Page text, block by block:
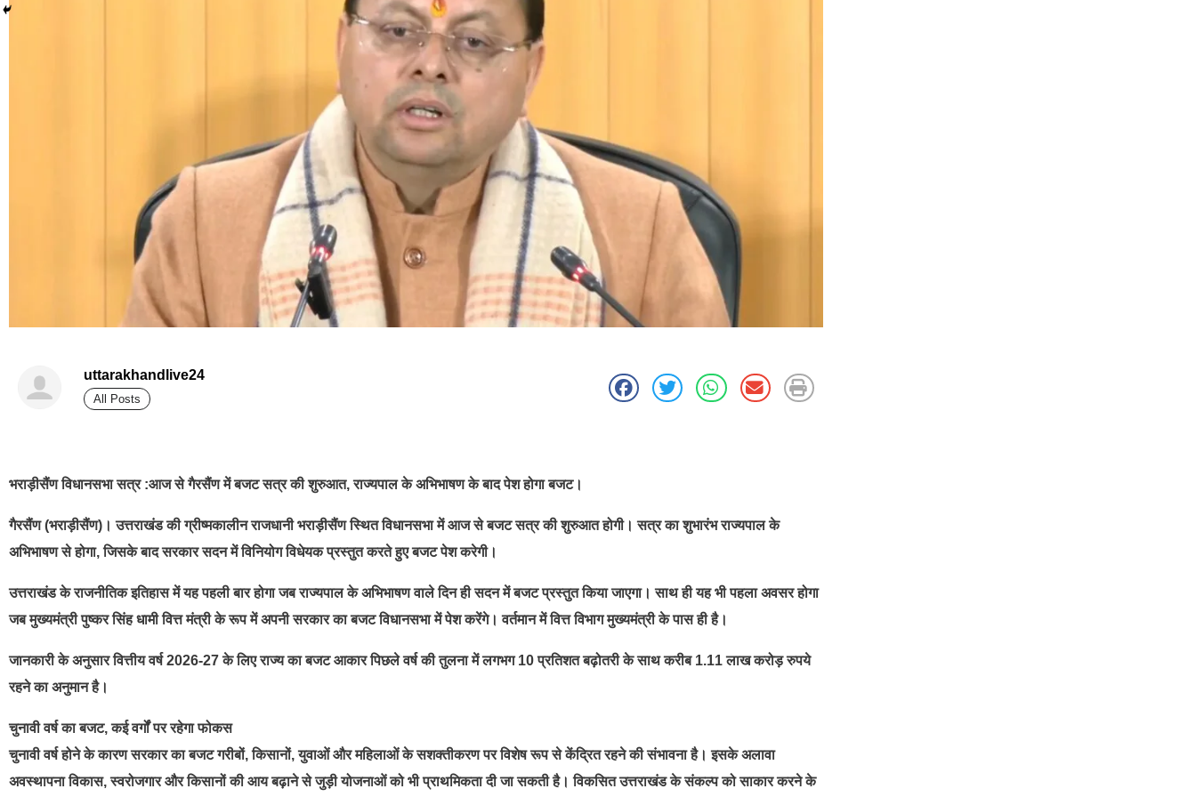
uttarakhandlive24
All Posts
भराड़ीसैंण विधानसभा सत्र :आज से गैरसैंण में बजट सत्र की शुरुआत, राज्यपाल के अभिभाषण के बाद पेश होगा बजट।
गैरसैंण (भराड़ीसैंण)। उत्तराखंड की ग्रीष्मकालीन राजधानी भराड़ीसैंण स्थित विधानसभा में आज से बजट सत्र की शुरुआत होगी। सत्र का शुभारंभ राज्यपाल के
अभिभाषण से होगा, जिसके बाद सरकार सदन में विनियोग विधेयक प्रस्तुत करते हुए बजट पेश करेगी।
उत्तराखंड के राजनीतिक इतिहास में यह पहली बार होगा जब राज्यपाल के अभिभाषण वाले दिन ही सदन में बजट प्रस्तुत किया जाएगा। साथ ही यह भी पहला अवसर होगा
जब मुख्यमंत्री पुष्कर सिंह धामी वित्त मंत्री के रूप में अपनी सरकार का बजट विधानसभा में पेश करेंगे। वर्तमान में वित्त विभाग मुख्यमंत्री के पास ही है।
जानकारी के अनुसार वित्तीय वर्ष 2026-27 के लिए राज्य का बजट आकार पिछले वर्ष की तुलना में लगभग 10 प्रतिशत बढ़ोतरी के साथ करीब 1.11 लाख करोड़ रुपये
रहने का अनुमान है।
चुनावी वर्ष का बजट, कई वर्गों पर रहेगा फोकस
चुनावी वर्ष होने के कारण सरकार का बजट गरीबों, किसानों, युवाओं और महिलाओं के सशक्तीकरण पर विशेष रूप से केंद्रित रहने की संभावना है। इसके अलावा
अवस्थापना विकास, स्वरोजगार और किसानों की आय बढ़ाने से जुड़ी योजनाओं को भी प्राथमिकता दी जा सकती है। विकसित उत्तराखंड के संकल्प को साकार करने के